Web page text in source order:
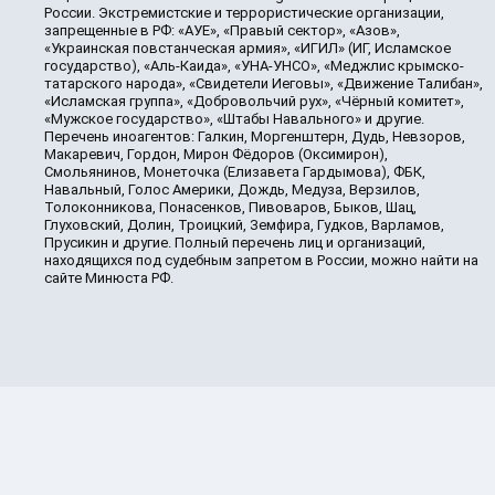
России. Экстремистские и террористические организации,
запрещенные в РФ: «АУЕ», «Правый сектор», «Азов»,
«Украинская повстанческая армия», «ИГИЛ» (ИГ, Исламское
государство), «Аль-Каида», «УНА-УНСО», «Меджлис крымско-
татарского народа», «Свидетели Иеговы», «Движение Талибан»,
«Исламская группа», «Добровольчий рух», «Чёрный комитет»,
«Мужское государство», «Штабы Навального» и другие.
Перечень иноагентов: Галкин, Моргенштерн, Дудь, Невзоров,
Макаревич, Гордон, Мирон Фёдоров (Оксимирон),
Смольянинов, Монеточка (Елизавета Гардымова), ФБК,
Навальный, Голос Америки, Дождь, Медуза, Верзилов,
Толоконникова, Понасенков, Пивоваров, Быков, Шац,
Глуховский, Долин, Троицкий, Земфира, Гудков, Варламов,
Прусикин и другие. Полный перечень лиц и организаций,
находящихся под судебным запретом в России, можно найти на
сайте Минюста РФ.